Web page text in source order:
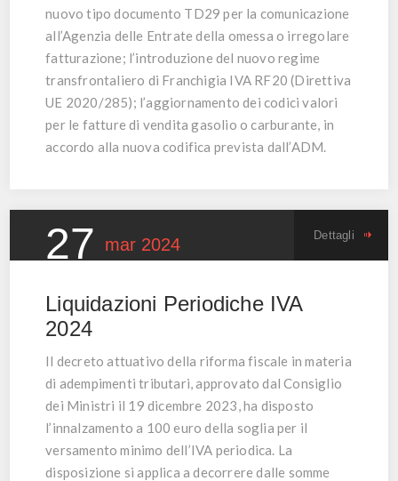
nuovo tipo documento TD29 per la comunicazione
all’Agenzia delle Entrate della omessa o irregolare
fatturazione; l’introduzione del nuovo regime
transfrontaliero di Franchigia IVA RF20 (Direttiva
UE 2020/285); l’aggiornamento dei codici valori
per le fatture di vendita gasolio o carburante, in
accordo alla nuova codifica prevista dall’ADM.
27 mar 2024 Dettagli
Liquidazioni Periodiche IVA
2024
Il decreto attuativo della riforma fiscale in materia
di adempimenti tributari, approvato dal Consiglio
dei Ministri il 19 dicembre 2023, ha disposto
l’innalzamento a 100 euro della soglia per il
versamento minimo dell’IVA periodica. La
disposizione si applica a decorrere dalle somme